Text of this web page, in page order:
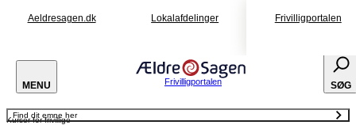
Aeldresagen.dk Lokalafdelinger Frivilligportalen
MENU Frivilligportalen SØG
Kurser for frivillige
Find dit emne her